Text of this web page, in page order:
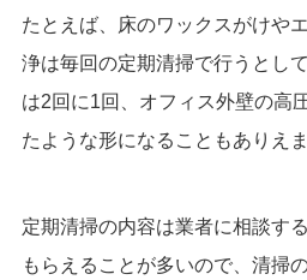
たとえば、床のワックスがけや
浄は毎回の定期清掃で行うとし
は2回に1回、オフィス外壁の高
たような形になることもありえま
定期清掃の内容は業者に相談す
もらえることが多いので、清掃